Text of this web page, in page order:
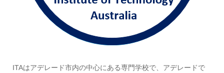
ITAはアデレード市内の中心にある専門学校で、アデレードで